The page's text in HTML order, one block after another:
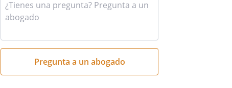
tu
pregunta